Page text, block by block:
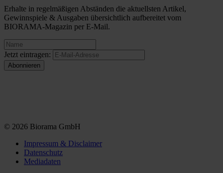
Erhalte in regelmäßigen Abständen die aktuellsten Artikel,
Gewinnspiele & Ausgaben übersichtlich aufbereitet vom
BIORAMA-Magazin per E-Mail.
Jetzt eintragen:
© 2026 Biorama GmbH
Impressum & Disclaimer
Datenschutz
Mediadaten